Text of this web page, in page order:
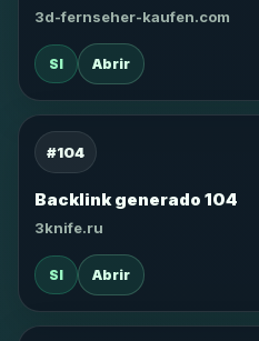
3d-fernseher-kaufen.com
SI Abrir
#104
Backlink generado 104
3knife.ru
SI Abrir